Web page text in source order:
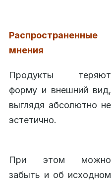
Распространенные
мнения
Продукты теряют
форму и внешний вид,
выглядя абсолютно не
эстетично.
При этом можно
забыть и об исходном